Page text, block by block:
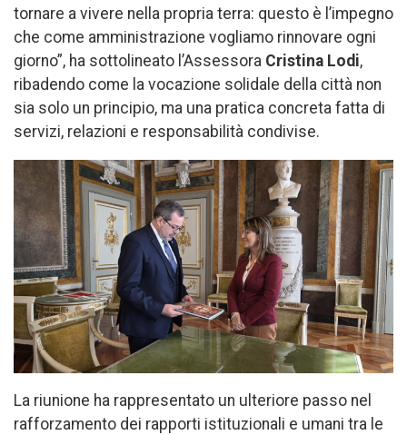
tornare a vivere nella propria terra: questo è l’impegno
che come amministrazione vogliamo rinnovare ogni
giorno”, ha sottolineato l’Assessora Cristina Lodi,
ribadendo come la vocazione solidale della città non
sia solo un principio, ma una pratica concreta fatta di
servizi, relazioni e responsabilità condivise.
La riunione ha rappresentato un ulteriore passo nel
rafforzamento dei rapporti istituzionali e umani tra le